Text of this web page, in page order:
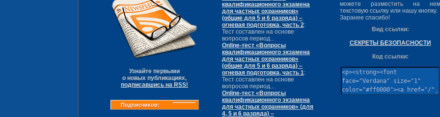
Узнайте первыми
о новых публикациях,
подписавшись на RSS!
Подписчиков:
квалификационного экзамена
для частных охранников»
(общие для 5 и 6 разряда) –
огневая подготовка, часть 2:
Тест составлен на основе
вопросов период...
Online-тест «Вопросы
квалификационного экзамена
для частных охранников»
(общие для 5 и 6 разряда) –
огневая подготовка, часть 1:
Тест составлен на основе
вопросов период...
Online-тест «Вопросы
квалификационного экзамена
для частных охранников» (для
4, 5 и 6 разряда) –
можете разместить на нем
текстовую ссылку или нашу кнопку.
Заранее спасибо!
Вид ссылки:
СЕКРЕТЫ БЕЗОПАСНОСТИ
Код ссылки: